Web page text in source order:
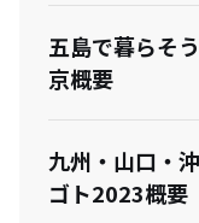
五島で暮らそ
京概要
九州・山口・
ゴト2023概要